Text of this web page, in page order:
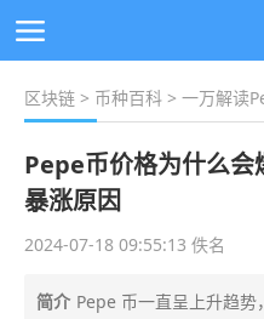
区块链 > 币种百科 > 一万解读
Pepe币价格为什么会
暴涨原因
2024-07-18 09:55:13 佚名
简介 Pepe 币一直呈上升趋